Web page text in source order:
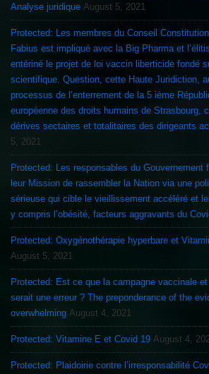
Analyse juridique August 5, 2021
Protected: Les membres du Conseil
Fabius est impliqué avec la Big Pharma et
entériné le projet de loi vaccin liberticide fondé
scientifique. Question, cette Haute Juridiction,
processus de l’enterrement de la 5 ième
européenne des droits humains de Strasbourg,
dérives sectaires et totalitaires des dirigeants
5, 2021
Protected: Les responsables du Gouvernement
leur Mission de rassembler la Nation via une
sérieuse qui cible le vieillissement accéléré et
y compris l’obésité, facteurs aggravants du
Protected: Oxygénothérapie hyperbare et
August 5, 2021
Protected: Est ce que la campagne vaccinale
serait une erreur ? The preponderance of the
overwhelming August 4, 2021
Protected: Vitamine E et Covid 19 August 4,
Protected: Plaidoirie contre l’irresponsabilité